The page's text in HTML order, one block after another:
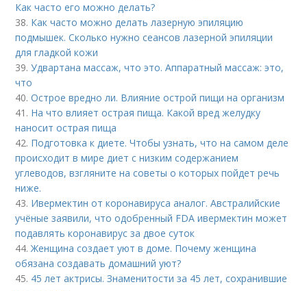
Как часто его можно делать?
38. Как часто можно делать лазерную эпиляцию
подмышек. Сколько нужно сеансов лазерной эпиляции
для гладкой кожи
39.Удвартана массаж, что это. Аппаратный массаж: это,
что
40.Острое вредно ли. Влияние острой пищи на организм
41. На что влияет острая пища. Какой вред желудку
наносит острая пища
42. Подготовка к диете. Чтобы узнать, что на самом деле
происходит в мире диет с низким содержанием
углеводов, взгляните на советы о которых пойдет речь
ниже.
43. Ивермектин от коронавируса аналог. Австралийские
учёные заявили, что одобренный FDA ивермектин может
подавлять коронавирус за двое суток
44.Женщина создает уют в доме. Почему женщина
обязана создавать домашний уют?
45. 45 лет актрисы. Знаменитости за 45 лет, сохранившие